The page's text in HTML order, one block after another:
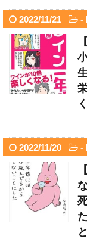
2022/11/21 -
2022/11/20 -